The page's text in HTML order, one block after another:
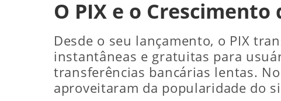
O PIX e o Crescimento
Desde o seu lançamento, o PIX
instantâneas e gratuitas para
transferências bancárias lentas.
aproveitaram da popularidade do